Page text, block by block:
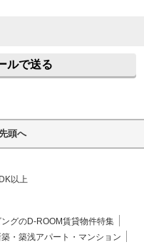
ルで送る
頭へ
以上
グのD-ROOM賃貸物件特集
築・築浅アパート・マンション